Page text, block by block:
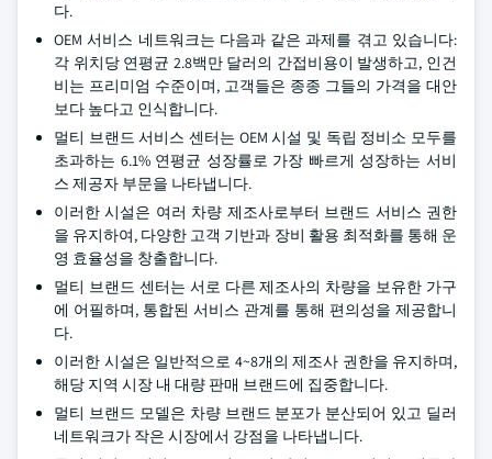
다.
OEM 서비스 네트워크는 다음과 같은 과제를 겪고 있습니다:
각 위치당 연평균 2.8백만 달러의 간접비용이 발생하고, 인건
비는 프리미엄 수준이며, 고객들은 종종 그들의 가격을 대안
보다 높다고 인식합니다.
멀티 브랜드 서비스 센터는 OEM 시설 및 독립 정비소 모두를
초과하는 6.1% 연평균 성장률로 가장 빠르게 성장하는 서비
스 제공자 부문을 나타냅니다.
이러한 시설은 여러 차량 제조사로부터 브랜드 서비스 권한
을 유지하여, 다양한 고객 기반과 장비 활용 최적화를 통해 운
영 효율성을 창출합니다.
멀티 브랜드 센터는 서로 다른 제조사의 차량을 보유한 가구
에 어필하며, 통합된 서비스 관계를 통해 편의성을 제공합니
다.
이러한 시설은 일반적으로 4~8개의 제조사 권한을 유지하며,
해당 지역 시장 내 대량 판매 브랜드에 집중합니다.
멀티 브랜드 모델은 차량 브랜드 분포가 분산되어 있고 딜러
네트워크가 작은 시장에서 강점을 나타냅니다.